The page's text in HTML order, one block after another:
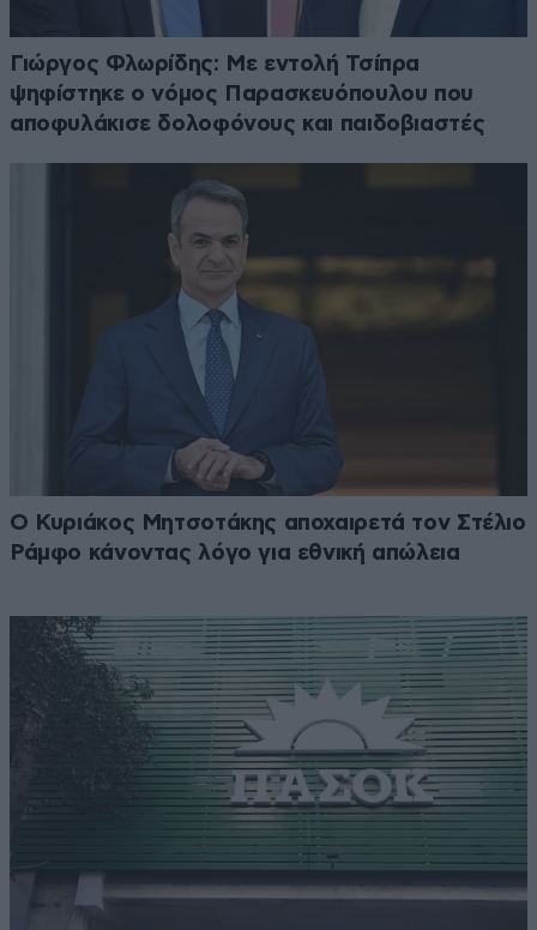
Γιώργος Φλωρίδης: Με εντολή Τσίπρα
ψηφίστηκε ο νόμος Παρασκευόπουλου που
αποφυλάκισε δολοφόνους και παιδοβιαστές
Ο Κυριάκος Μητσοτάκης αποχαιρετά τον Στέλιο
Ράμφο κάνοντας λόγο για εθνική απώλεια